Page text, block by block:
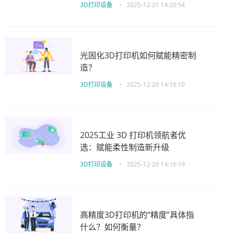
3D打印设备 • 2025-12-21 14:20:54
光固化3D打印机如何赋能精密制
造？
3D打印设备 • 2025-12-20 14:18:10
2025工业 3D 打印机领航者优
选：赋能柔性制造新升级
3D打印设备 • 2025-12-20 14:16:19
高精度3D打印机的“精度”具体指
什么？如何衡量？